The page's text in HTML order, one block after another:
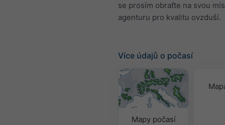
se prosím obraťte na svou
agenturu pro kvalitu ovzduší.
Více údajů o počasí
Mapy počasí